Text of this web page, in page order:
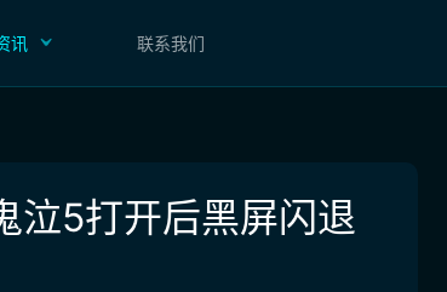
讯 联系我们
泣5打开后黑屏闪退